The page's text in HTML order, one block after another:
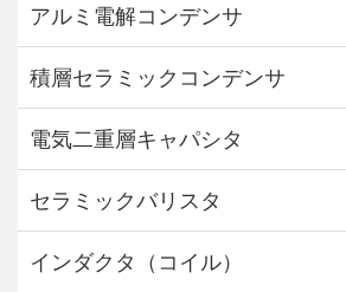
アルミ電解コンデンサ
積層セラミックコンデンサ
電気二重層キャパシタ
セラミックバリスタ
インダクタ（コイル）